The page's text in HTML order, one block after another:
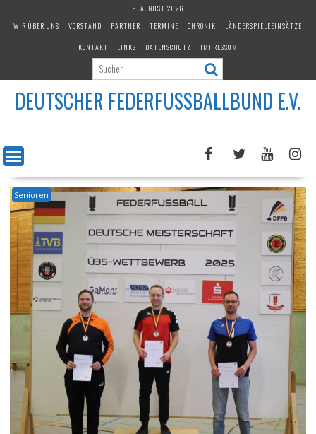
9. AUGUST 2026
WIR ÜBER UNS
VORSTAND PARTNER TERMINE CHRONIK
LÄNDERSPIELEEINSÄTZE
KONTAKT
LINKS DATENSCHUTZ IMPRESSUM
DEUTSCHER FEDERFUSSBALLBUND E.V.
Senioren